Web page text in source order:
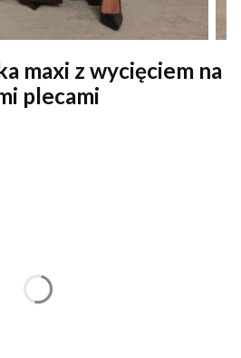
maxi z wycięciem na
plecami